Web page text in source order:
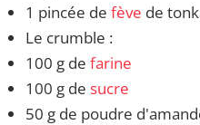
1 pincée de fève de
Le crumble :
100 g de farine
100 g de sucre
50 g de poudre